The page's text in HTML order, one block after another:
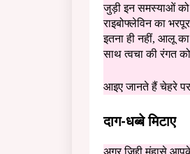
जुड़ी इन समस्याओं
राइबोफ्लेविन का
इतना ही नहीं, आलू
साथ त्वचा की रंगत
आइए जानते हैं चेहरे
दाग-धब्बे मिटाए
अगर जिद्दी मुंहासे